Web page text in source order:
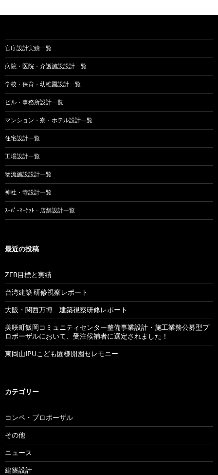
ナ
ゲ
ー
シ
ョ
ン
官庁設計実績一覧
病院・医院・介護施設設計一覧
学校・保育・幼稚園設計一覧
ビル・事務所設計一覧
マンション・寮・ホテル設計一覧
住宅設計一覧
工場設計一覧
物流施設設計一覧
神社・寺設計一覧
ｽｰﾊﾟｰﾏｰｹｯﾄ・店舗設計一覧
最近の投稿
ZEB目標と実績
台湾建築 研修視察レポート
大阪・関西万博 建築視察研修レポート
美咲町飯岡コミュニティセンター整備事業設計・施工業務公募型プ
ロポーザルにおいて、受注候補者に選定されました！
東岡山IPUこども園様開園セレモニー
カテゴリー
コンペ・プロポーザル
その他
ニュース
建築設計